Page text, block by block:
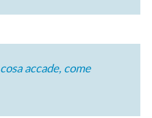
accade, come